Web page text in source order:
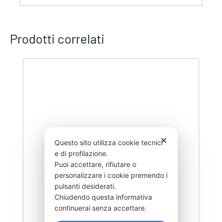
Prodotti correlati
✕
Questo sito utilizza cookie tecnici
e di profilazione.
Puoi accettare, rifiutare o
personalizzare i cookie premendo i
pulsanti desiderati.
Chiudendo questa informativa
continuerai senza accettare.